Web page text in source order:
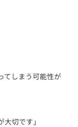
てしまう可能性が
切です」